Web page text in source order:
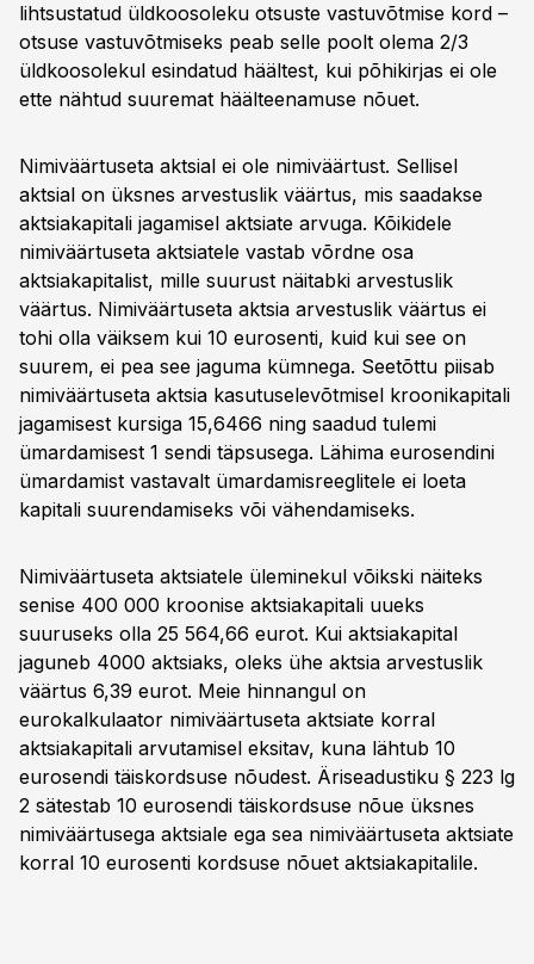
lihtsustatud üldkoosoleku otsuste vastuvõtmise kord –
otsuse vastuvõtmiseks peab selle poolt olema 2/3
üldkoosolekul esindatud häältest, kui põhikirjas ei ole
ette nähtud suuremat häälteenamuse nõuet.
Nimiväärtuseta aktsial ei ole nimiväärtust. Sellisel
aktsial on üksnes arvestuslik väärtus, mis saadakse
aktsiakapitali jagamisel aktsiate arvuga. Kõikidele
nimiväärtuseta aktsiatele vastab võrdne osa
aktsiakapitalist, mille suurust näitabki arvestuslik
väärtus. Nimiväärtuseta aktsia arvestuslik väärtus ei
tohi olla väiksem kui 10 eurosenti, kuid kui see on
suurem, ei pea see jaguma kümnega. Seetõttu piisab
nimiväärtuseta aktsia kasutuselevõtmisel kroonikapitali
jagamisest kursiga 15,6466 ning saadud tulemi
ümardamisest 1 sendi täpsusega. Lähima eurosendini
ümardamist vastavalt ümardamisreeglitele ei loeta
kapitali suurendamiseks või vähendamiseks.
Nimiväärtuseta aktsiatele üleminekul võikski näiteks
senise 400 000 kroonise aktsiakapitali uueks
suuruseks olla 25 564,66 eurot. Kui aktsiakapital
jaguneb 4000 aktsiaks, oleks ühe aktsia arvestuslik
väärtus 6,39 eurot. Meie hinnangul on
eurokalkulaator nimiväärtuseta aktsiate korral
aktsiakapitali arvutamisel eksitav, kuna lähtub 10
eurosendi täiskordsuse nõudest. Äriseadustiku § 223 lg
2 sätestab 10 eurosendi täiskordsuse nõue üksnes
nimiväärtusega aktsiale ega sea nimiväärtuseta aktsiate
korral 10 eurosenti kordsuse nõuet aktsiakapitalile.